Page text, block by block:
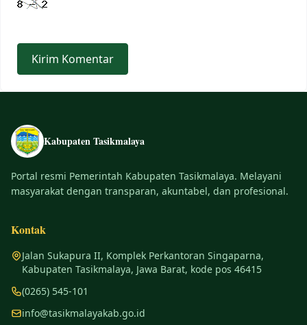
Kabupaten Tasikmalaya
Portal resmi Pemerintah Kabupaten Tasikmalaya. Melayani
masyarakat dengan transparan, akuntabel, dan profesional.
Kontak
Jalan Sukapura II, Komplek Perkantoran Singaparna,
Kabupaten Tasikmalaya, Jawa Barat, kode pos 46415
(0265) 545-101
info@tasikmalayakab.go.id